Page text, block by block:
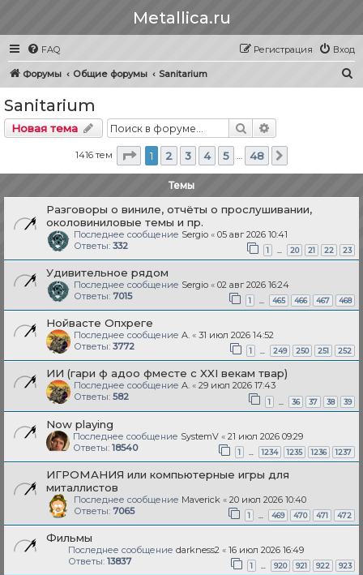
Metallica.ru
FAQ Вход
Регистрация
Форумы Общие форумы Sanitarium
Sanitarium
Новая тема Поиск
1416 тем Страница из 48
1 2 3 4 5 … 48
Темы
Разговоры о виниле, отчёты о прослушивании,
околовиниловые темы и пр.
Последнее сообщение Sergio « 05 авг 2026 10:41
Ответы: 332 1 20 21 22 23
Удивительное рядом
Последнее сообщение Sergio « 02 авг 2026 16:24
Ответы: 7015 1 … 465 466 467 468
Нойвасте Опхреге
Последнее сообщение A. « 31 июл 2026 14:52
Ответы: 3772 1 … 249 250 251 252
ИИ (гари ф адоо фместе с XXI векам твар)
Последнее сообщение A. « 29 июл 2026 17:43
Ответы: 582 1 36 37 38 39
Now playing
Последнее сообщение SystemV « 21 июл 2026 09:29
Ответы: 18540 1 1234 1235 1236 1237
ИГРОМАНИЯ или компьютерные игры для
миталлистов
Последнее сообщение Maverick « 20 июл 2026 10:40
Ответы: 7065 1 469 470 471 472
Фильмы
Последнее сообщение darkness2 « 16 июл 2026 16:49
Ответы: 13837 1 920 921 922 923